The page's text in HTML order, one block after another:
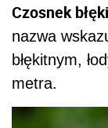
Czosnek
nazwa
błękitnym,
metra.